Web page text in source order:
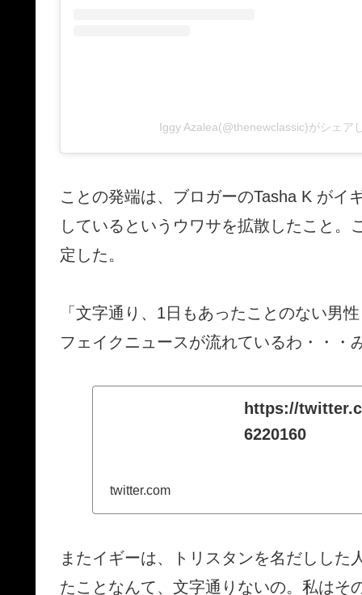
Iggy Azalea(@thenewclassic)がシェア
ことの発端は、ブロガーのTasha K がイ
しているというウワサを拡散したこと
定した。
「文字通り、1日もあったことのない男
フェイクニュースが流れているわ・・・
https://
6220160
twitter.com
またイギーは、トリスタンを名だしし
たことなんて、文字通りないの。私はそ